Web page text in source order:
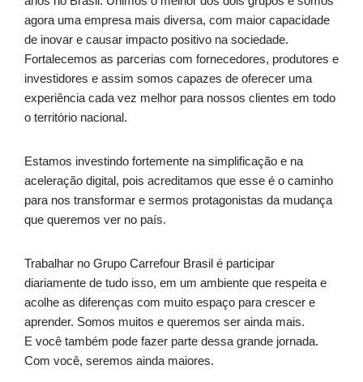
agora uma empresa mais diversa, com maior capacidade
de inovar e causar impacto positivo na sociedade.
Fortalecemos as parcerias com fornecedores, produtores e
investidores e assim somos capazes de oferecer uma
experiência cada vez melhor para nossos clientes em todo
o território nacional.
Estamos investindo fortemente na simplificação e na
aceleração digital, pois acreditamos que esse é o caminho
para nos transformar e sermos protagonistas da mudança
que queremos ver no país.
Trabalhar no Grupo Carrefour Brasil é participar
diariamente de tudo isso, em um ambiente que respeita e
acolhe as diferenças com muito espaço para crescer e
aprender. Somos muitos e queremos ser ainda mais.
E você também pode fazer parte dessa grande jornada.
Com você, seremos ainda maiores.